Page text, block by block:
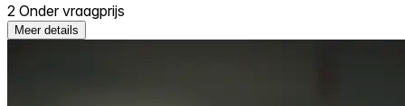
2 Onder vraagprijs
Meer details